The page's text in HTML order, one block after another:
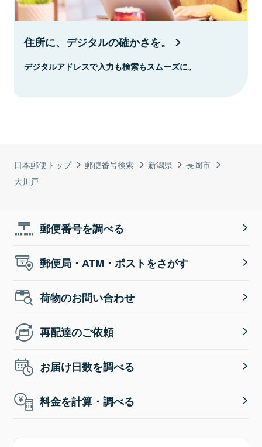
日本郵便トップ 郵便番号検索 新潟県
長岡市
大川戸
住所に、デジタルの確かさを。
デジタルアドレスで入力も検索もスムーズに。
郵便番号を調べる
郵便局・ATM・ポストをさがす
荷物のお問い合わせ
再配達のご依頼
お届け日数を調べる
料金を計算・調べる